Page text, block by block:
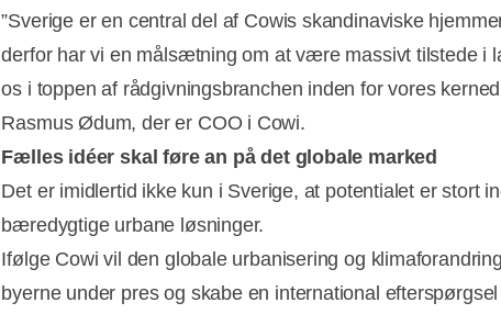
”Sverige er en central del af Cowis skandinaviske
derfor har vi en målsætning om at være massivt tilstede i
os i toppen af rådgivningsbranchen inden for vores
Rasmus Ødum, der er COO i Cowi.
Fælles idéer skal føre an på det globale marked
Det er imidlertid ikke kun i Sverige, at potentialet er stort
bæredygtige urbane løsninger.
Ifølge Cowi vil den globale urbanisering og
byerne under pres og skabe en international